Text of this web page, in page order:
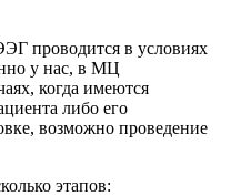
проводится в условиях
у нас, в МЦ
когда имеются
либо его
возможно проведение
этапов: